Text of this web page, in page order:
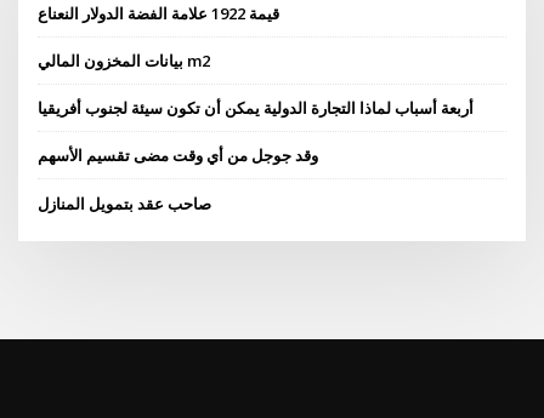
قيمة 1922 علامة الفضة الدولار النعناع
بيانات المخزون المالي m2
أربعة أسباب لماذا التجارة الدولية يمكن أن تكون سيئة لجنوب أفريقيا
وقد جوجل من أي وقت مضى تقسيم الأسهم
صاحب عقد بتمويل المنازل